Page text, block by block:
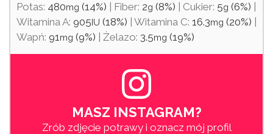
Potas: 480mg (14%) | Fiber: 2g (8%) | Cukier: 5g (6%) |
Witamina A: 905IU (18%) | Witamina C: 16.3mg (20%) |
Wapń: 91 mg (9%) | Żelazo: 3.5mg (19%)
MASZ INSTAGRAM?
Zrób zdjęcie potrawy i oznacz mój profil